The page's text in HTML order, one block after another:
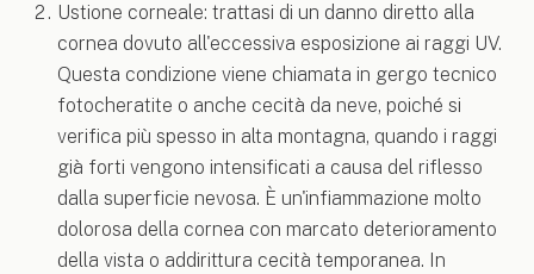
Ustione corneale: trattasi di un danno diretto alla
cornea dovuto all'eccessiva esposizione ai raggi UV.
Questa condizione viene chiamata in gergo tecnico
fotocheratite o anche cecità da neve, poiché si
verifica più spesso in alta montagna, quando i raggi
già forti vengono intensificati a causa del riflesso
dalla superficie nevosa. È un'infiammazione molto
dolorosa della cornea con marcato deterioramento
della vista o addirittura cecità temporanea. In